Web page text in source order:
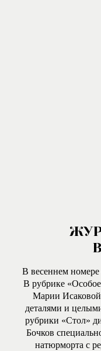
В весеннем
В рубрике
Марии
деталями и
рубрики «Стол»
Бочков
натюрморта с